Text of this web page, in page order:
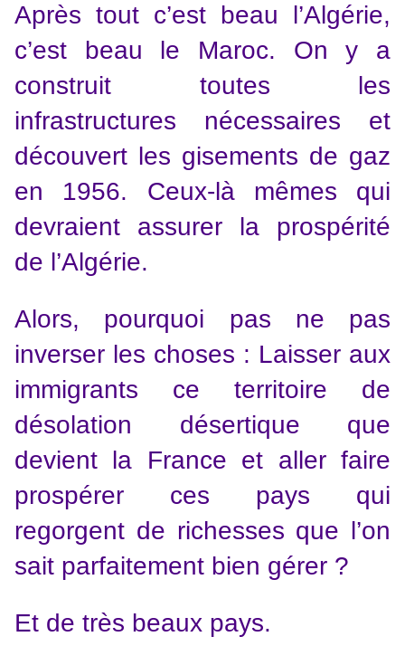
Après tout c’est beau l’Algérie,
c’est beau le Maroc. On y a
construit toutes les
infrastructures nécessaires et
découvert les gisements de gaz
en 1956. Ceux-là mêmes qui
devraient assurer la prospérité
de l’Algérie.
Alors, pourquoi pas ne pas
inverser les choses : Laisser aux
immigrants ce territoire de
désolation désertique que
devient la France et aller faire
prospérer ces pays qui
regorgent de richesses que l’on
sait parfaitement bien gérer ?
Et de très beaux pays.